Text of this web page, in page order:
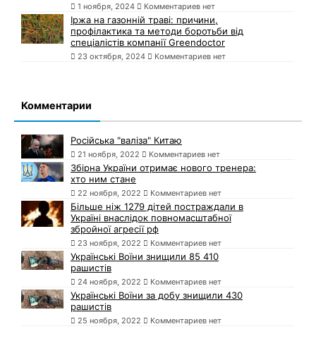
1 ноября, 2024 Комментариев нет
Іржа на газонній траві: причини,
профілактика та методи боротьби від
спеціалістів компанії Greendoctor
23 октября, 2024 Комментариев нет
Комментарии
Російська "валіза" Китаю
21 ноября, 2022 Комментариев нет
Збірна України отримає нового тренера:
хто ним стане
22 ноября, 2022 Комментариев нет
Більше ніж 1279 дітей постраждали в
Україні внаслідок повномасштабної
збройної агресії рф
23 ноября, 2022 Комментариев нет
Українські Воїни знищили 85 410
рашистів
24 ноября, 2022 Комментариев нет
Українські Воїни за добу знищили 430
рашистів
25 ноября, 2022 Комментариев нет